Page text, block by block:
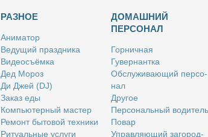
РАЗНОЕ
Ани­ма­тор
Ве­ду­щий празд­ни­ка
Ви­део­съём­ка
Дед Мо­роз
Ди Джей (DJ)
За­каз еды
Ком­пью­тер­ный ма­стер
Ре­монт бы­то­вой тех­ни­ки
Ри­ту­аль­ные услу­ги
ДОМАШНИЙ
ПЕРСОНАЛ
Гор­нич­ная
Гу­вер­нант­ка
Об­слу­жи­ва­ю­щий пер­со­
нал
Дру­гое
Пер­со­наль­ный во­ди­тель
По­вар
Управ­ля­ю­щий за­го­род­